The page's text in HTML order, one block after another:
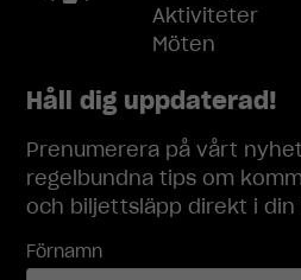
Aktiviteter
Möten
Håll dig uppdaterad!
Prenumerera på vårt
regelbundna tips om
och biljettsläpp direkt i din
Förnamn